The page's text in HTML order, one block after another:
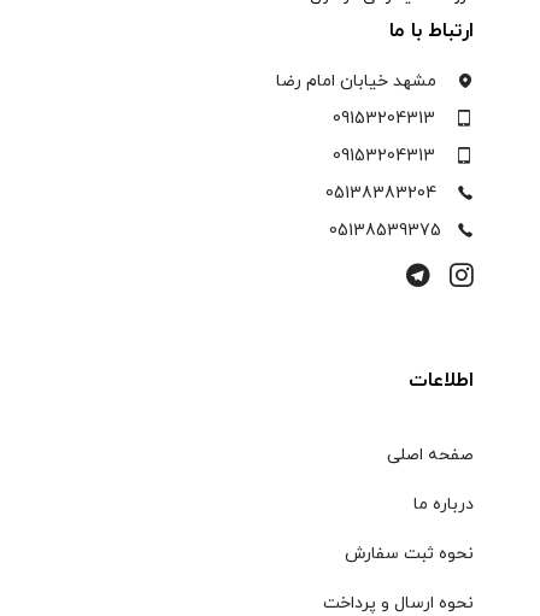
ارتباط با ما
مشهد خیابان امام رضا
09153204313
09153204313
05138383204
05138539375
اطلاعات
صفحه اصلی
درباره ما
نحوه ثبت سفارش
نحوه ارسال و پرداخت